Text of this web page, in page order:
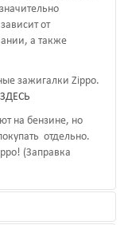
от
а также
зажигалки Zippo.
ЗДЕСЬ
на бензине, но
отдельно.
(Заправка